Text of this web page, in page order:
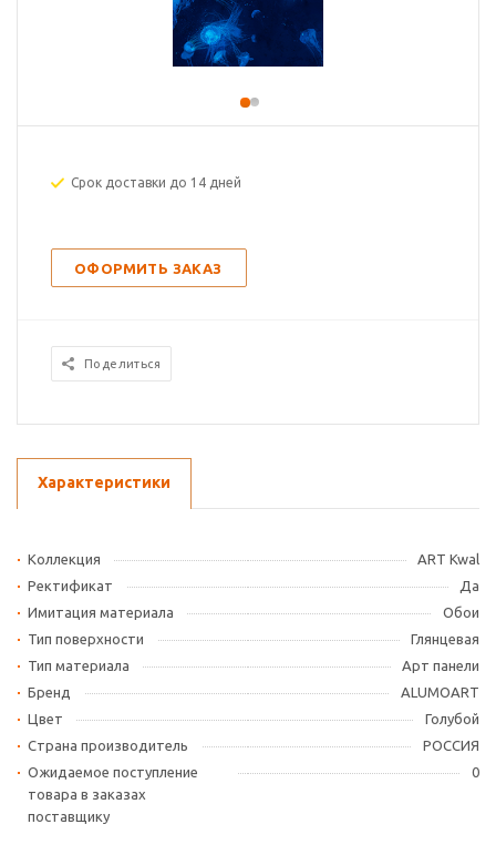
Срок доставки до 14 дней
ОФОРМИТЬ ЗАКАЗ
Поделиться
Характеристики
Коллекция
ART Kwal
Ректификат
Да
Имитация материала
Обои
Тип поверхности
Глянцевая
Тип материала
Арт панели
Бренд
ALUMOART
Цвет
Голубой
Страна производитель
РОССИЯ
Ожидаемое поступление
товара в заказах
поставщику
0